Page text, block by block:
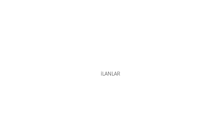
İLANLAR